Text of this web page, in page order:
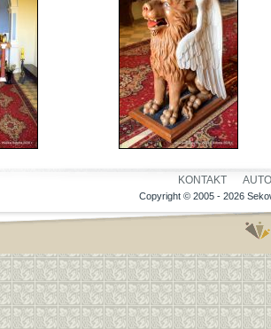
KONTAKT
Copyright © 2005 - 2026